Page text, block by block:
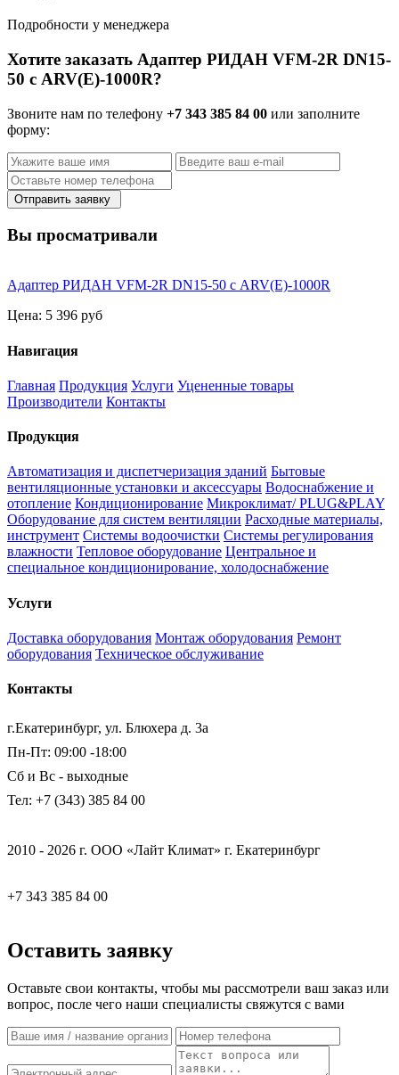
Подробности у менеджера
Хотите заказать Адаптер РИДАН VFM-2R DN15-
50 с ARV(E)-1000R?
Звоните нам по телефону +7 343 385 84 00 или заполните
форму:
Отправить заявку
Вы просматривали
Адаптер РИДАН VFM-2R DN15-50 с ARV(E)-1000R
Цена: 5 396 руб
Навигация
Главная Продукция Услуги Уцененные товары
Производители Контакты
Продукция
Автоматизация и диспетчеризация зданий Бытовые
вентиляционные установки и аксессуары Водоснабжение и
отопление Кондиционирование Микроклимат/ PLUG&PLAY
Оборудование для систем вентиляции Расходные материалы,
инструмент Системы водоочистки Системы регулирования
влажности Тепловое оборудование Центральное и
специальное кондиционирование, холодоснабжение
Услуги
Доставка оборудования Монтаж оборудования Ремонт
оборудования Техническое обслуживание
Контакты
г.Екатеринбург, ул. Блюхера д. 3а
Пн-Пт: 09:00 -18:00
Сб и Вс - выходные
Тел: +7 (343) 385 84 00
2010 - 2026 г. ООО «Лайт Климат» г. Екатеринбург
+7 343 385 84 00
Оставить заявку
Оставьте свои контакты, чтобы мы рассмотрели ваш заказ или
вопрос, после чего наши специалисты свяжутся с вами